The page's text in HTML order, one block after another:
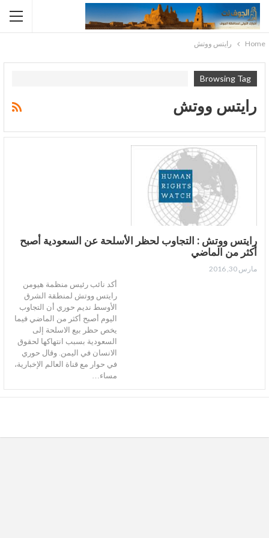
Home رايتس ووتش
Browsing Tag
رايتس ووتش
رايتس ووتش : التجاوب لحظر الأسلحة عن السعودية أصبح
أكثر من الماضي
مارس 30, 2016
أكد نائب رئيس منظمة هيومن
رايتس ووتش لمنطقة الشرق
الأوسط نديم حوري أن التجاوب
اليوم أصبح أكثر من الماضي فيما
يخص حظر بيع الاسلحة إلى
السعودية بسبب انتهاكها لحقوق
الانسان في اليمن. وقال حوري
في حوار مع قناة العالم الإخبارية،
مساء…